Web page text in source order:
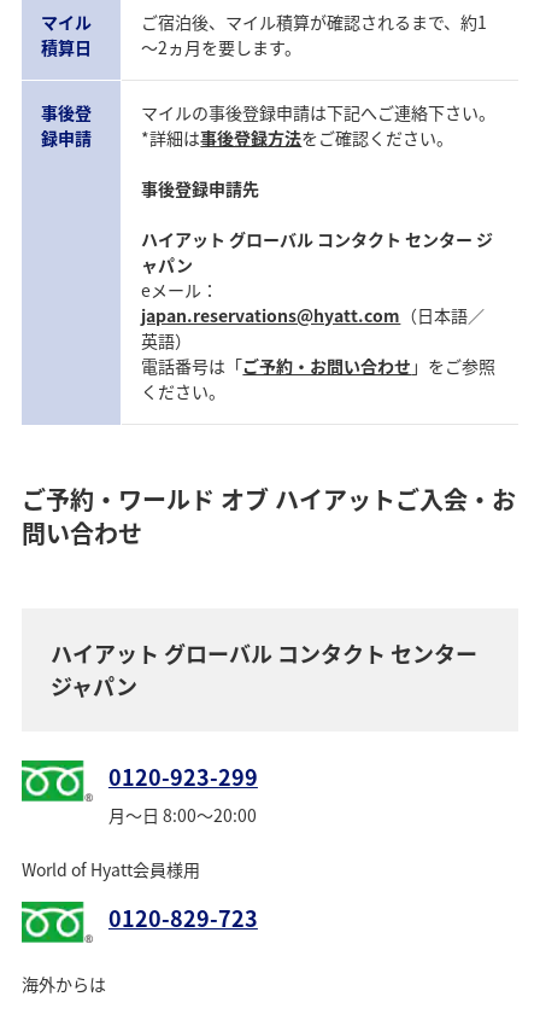
マイル
積算日
ご宿泊後、マイル積算が確認されるまで、約1
～2ヵ月を要します。
事後登
録申請
マイルの事後登録申請は下記へご連絡下さい。
*詳細は事後登録方法をご確認ください。
事後登録申請先
ハイアット グローバル コンタクト センター ジ
ャパン
eメール：
japan.reservations@hyatt.com （日本語／
英語）
電話番号は「ご予約・お問い合わせ 」をご参照
ください。
ご予約・ワールド オブ ハイアットご入会・お
問い合わせ
ハイアット グローバル コンタクト センター
ジャパン
0120-923-299
月～日 8:00～20:00
World of Hyatt会員様用
0120-829-723
海外からは